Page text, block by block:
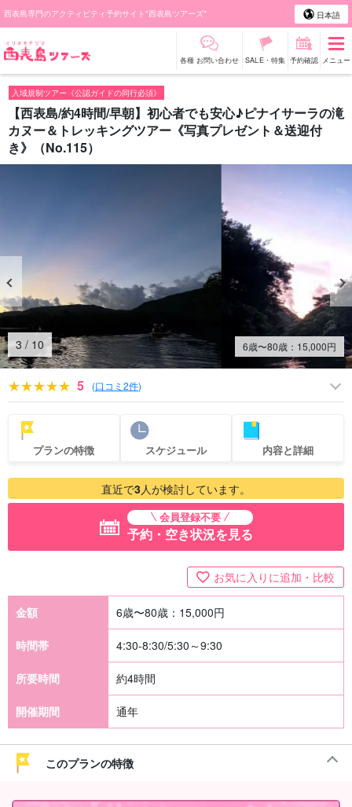
西表島専門のアクティビティ予約サイト"西表島ツアーズ" 日本語
各種 お問い合わせ SALE・特集 予約確認 メニュー
入域規制ツアー《公認ガイドの同行必須》
【西表島/約4時間/早朝】初心者でも安心♪ピナイサーラの滝
カヌー＆トレッキングツアー《写真プレゼント＆送迎付
き》（No.115）
4 / 10 6歳〜80歳： 15,000円
5 (口コミ2件)
プランの特徴 スケジュール 内容と詳細
直近で3人が検討しています。
会員登録不要
予約・空き状況を見る
お気に入りに追加・比較
金額 6歳〜80歳： 15,000円
時間帯 4:30-8:30/5:30～9:30
所要時間 約4時間
開催期間 通年
このプランの特徴